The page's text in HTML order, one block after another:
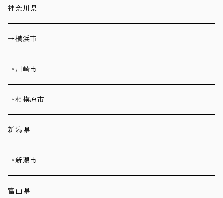
神奈川県
→横浜市
→川崎市
→相模原市
新潟県
→新潟市
富山県